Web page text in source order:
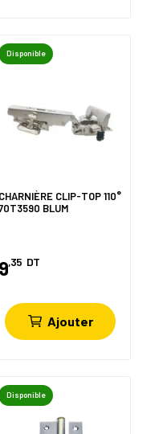
Disponible
CHARNIÈRE CLIP-TOP 110°
BLUM
9,35 DT
Ajouter
Disponible